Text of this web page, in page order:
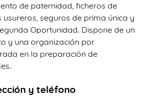
de paternidad, ficheros de
seguros de prima única y
Oportunidad. Dispone de un
y una organización por
en la preparación de
y teléfono